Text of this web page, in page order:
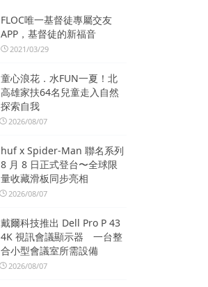
FLOC唯一基督徒專屬交友
APP，基督徒的新福音
2021/03/29
童心浪花．水FUN一夏！北
高雄家扶64名兒童走入自然
探索自我
2026/08/07
huf x Spider-Man 聯名系列
8 月 8 日正式登台〜全球限
量收藏滑板同步亮相
2026/08/07
戴爾科技推出 Dell Pro P 43
4K 視訊會議顯示器 一台整
合小型會議室所需設備
2026/08/07